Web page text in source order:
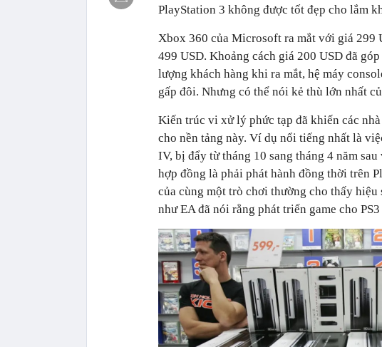
PlayStation 3 không được tốt đẹp cho lắm
Xbox 360 của Microsoft ra mắt với giá 299
499 USD. Khoảng cách giá 200 USD đã
lượng khách hàng khi ra mắt, hệ máy
gấp đôi. Nhưng có thể nói kẻ thù lớn nhất
Kiến trúc vi xử lý phức tạp đã khiến các
cho nền tảng này. Ví dụ nổi tiếng nhất là
IV, bị đẩy từ tháng 10 sang tháng 4 năm
hợp đồng là phải phát hành đồng thời trên
của cùng một trò chơi thường cho thấy hiệu
như EA đã nói rằng phát triển game cho